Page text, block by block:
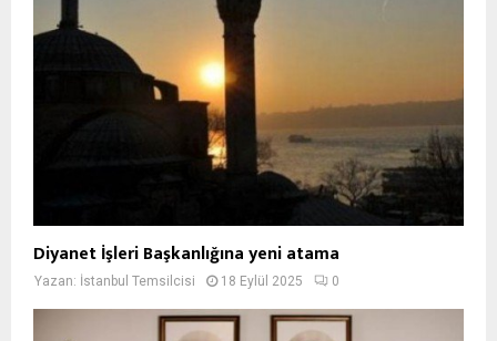
Diyanet İşleri Başkanlığına yeni atama
Yazan: İstanbul Temsilcisi 18 Eylül 2025 0